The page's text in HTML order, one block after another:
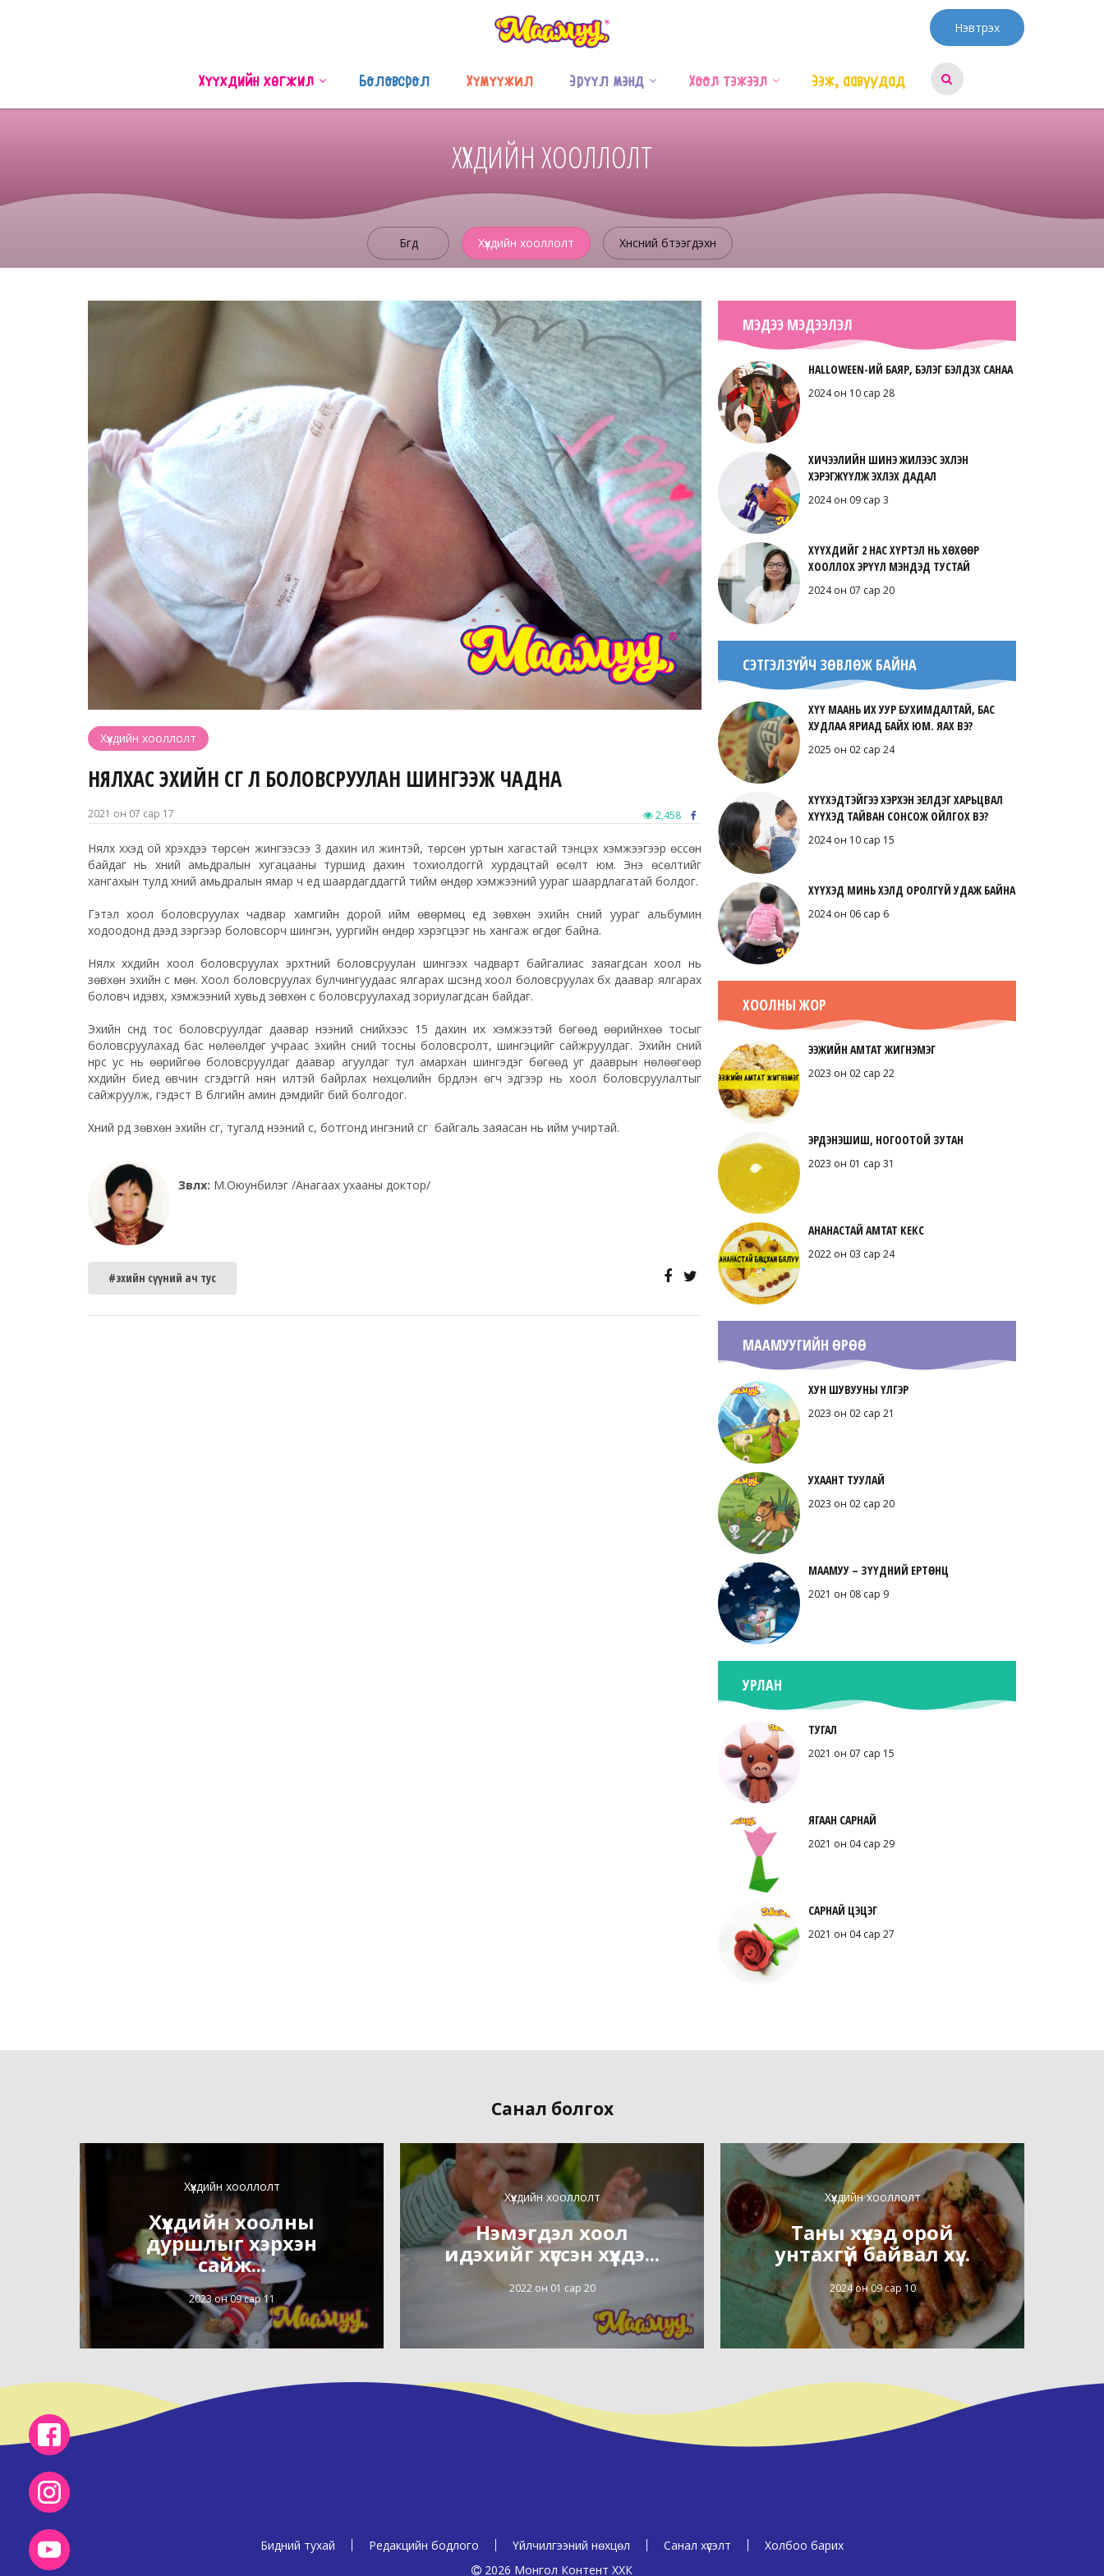
Нэвтрэх
Хүүхдийн хөгжил Боловсрол Хүмүүжил Эрүүл мэнд Хоол тэжээл Ээж, аавуудад
ХҮҮХДИЙН ХООЛЛОЛТ
Бүгд Хүүхдийн хооллолт Хүнсний бүтээгдэхүүн
Хүүхдийн хооллолт
НЯЛХАС ЭХИЙН СҮҮГ Л БОЛОВСРУУЛАН ШИНГЭЭЖ ЧАДНА
2021 он 07 сар 17 2,458
Нялх хүүхэд ой хүрэхдээ төрсөн жингээсээ 3 дахин илүү жинтэй, төрсөн уртын хагастай тэнцэх хэмжээгээр өссөн
байдаг нь хүний амьдралын хугацааны туршид дахин тохиолдоггүй хурдацтай өсөлт юм. Энэ өсөлтийг
хангахын тулд хүний амьдралын ямар ч үед шаардагддаггүй тийм өндөр хэмжээний уураг шаардлагатай болдог.
Гэтэл хоол боловсруулах чадвар хамгийн дорой ийм өвөрмөц үед зөвхөн эхийн сүүний уураг альбумин
ходоодонд дээд зэргээр боловсорч шингэн, уургийн өндөр хэрэгцээг нь хангаж өгдөг байна.
Нялх хүүхдийн хоол боловсруулах эрхтний боловсруулан шингээх чадварт байгалиас заяагдсан хоол нь
зөвхөн эхийн сүү мөн. Хоол боловсруулах булчингуудаас ялгарах шүүсэнд хоол боловсруулах бүх даавар ялгарах
боловч идэвх, хэмжээний хувьд зөвхөн сүү боловсруулахад зориулагдсан байдаг.
Эхийн сүүнд тос боловсруулдаг даавар үнээний сүүнийхээс 15 дахин их хэмжээтэй бөгөөд өөрийнхөө тосыг
боловсруулахад бас нөлөөлдөг учраас эхийн сүүний тосны боловсролт, шингэцийг сайжруулдаг. Эхийн сүүний
нүүрс ус нь өөрийгөө боловсруулдаг даавар агуулдаг тул амархан шингэдэг бөгөөд уг дааврын нөлөөгөөр
хүүхдийн биед өвчин үүсгэдэггүй нян илүүтэй байрлах нөхцөлийн бүрдүүлэн өгч эдгээр нь хоол боловсруулалтыг
сайжруулж, гэдэст В бүлгийн амин дэмүүдийг бий болгодог.
Хүний үрд зөвхөн эхийн сүүг, тугалд үнээний сүү, ботгонд ингэний сүүг байгаль заяасан нь ийм учиртай.
Зөвлөх: М.Оюунбилэг /Анагаах ухааны доктор/
#эхийн сүүний ач тус
МЭДЭЭ МЭДЭЭЛЭЛ
HALLOWEEN-ИЙ БАЯР, БЭЛЭГ БЭЛДЭХ САНАА
2024 он 10 сар 28
ХИЧЭЭЛИЙН ШИНЭ ЖИЛЭЭС ЭХЛЭН
ХЭРЭГЖҮҮЛЖ ЭХЛЭХ ДАДАЛ
2024 он 09 сар 3
ХҮҮХДИЙГ 2 НАС ХҮРТЭЛ НЬ ХӨХӨӨР
ХООЛЛОХ ЭРҮҮЛ МЭНДЭД ТУСТАЙ
2024 он 07 сар 20
СЭТГЭЛЗҮЙЧ ЗӨВЛӨЖ БАЙНА
ХҮҮ МААНЬ ИХ УУР БУХИМДАЛТАЙ, БАС
ХУДЛАА ЯРИАД БАЙХ ЮМ. ЯАХ ВЭ?
2025 он 02 сар 24
ХҮҮХЭДТЭЙГЭЭ ХЭРХЭН ЭЕЛДЭГ ХАРЬЦВАЛ
ХҮҮХЭД ТАЙВАН СОНСОЖ ОЙЛГОХ ВЭ?
2024 он 10 сар 15
ХҮҮХЭД МИНЬ ХЭЛД ОРОЛГҮЙ УДАЖ БАЙНА
2024 он 06 сар 6
ХООЛНЫ ЖОР
ЭЭЖИЙН АМТАТ ЖИГНЭМЭГ
2023 он 02 сар 22
ЭРДЭНЭШИШ, НОГООТОЙ ЗУТАН
2023 он 01 сар 31
АНАНАСТАЙ АМТАТ КЕКС
2022 он 03 сар 24
МААМУУГИЙН ӨРӨӨ
ХУН ШУВУУНЫ ҮЛГЭР
2023 он 02 сар 21
УХААНТ ТУУЛАЙ
2023 он 02 сар 20
МААМУУ – ЗҮҮДНИЙ ЕРТӨНЦ
2021 он 08 сар 9
УРЛАН
ТУГАЛ
2021 он 07 сар 15
ЯГААН САРНАЙ
2021 он 04 сар 29
САРНАЙ ЦЭЦЭГ
2021 он 04 сар 27
Санал болгох
Хүүхдийн хооллолт
Хүүхдийн хоолны
дуршлыг хэрхэн
сайж...
2023 он 09 сар 11
Хүүхдийн хооллолт
Нэмэгдэл хоол
идэхийг хүссэн хүүхдэ...
2022 он 01 сар 20
Хүүхдийн хооллолт
Таны хүүхэд орой
унтахгүй байвал хү...
2024 он 09 сар 10
Бидний тухай Редакцийн бодлого Үйлчилгээний нөхцөл Санал хүсэлт
Холбоо барих
2026 Монгол Контент ХХК